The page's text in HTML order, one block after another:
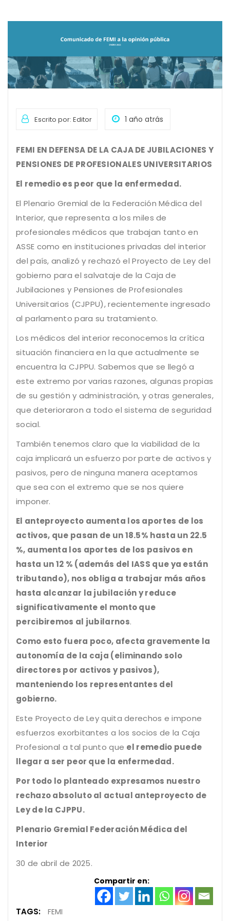
Escrito por: Editor 1 año atrás
FEMI EN DEFENSA DE LA CAJA DE JUBILACIONES Y
PENSIONES DE PROFESIONALES UNIVERSITARIOS
El remedio es peor que la enfermedad.
El Plenario Gremial de la Federación Médica del
Interior, que representa a los miles de
profesionales médicos que trabajan tanto en
ASSE como en instituciones privadas del interior
del país, analizó y rechazó el Proyecto de Ley del
gobierno para el salvataje de la Caja de
Jubilaciones y Pensiones de Profesionales
Universitarios (CJPPU), recientemente ingresado
al parlamento para su tratamiento.
Los médicos del interior reconocemos la crítica
situación financiera en la que actualmente se
encuentra la CJPPU. Sabemos que se llegó a
este extremo por varias razones, algunas propias
de su gestión y administración, y otras generales,
que deterioraron a todo el sistema de seguridad
social.
También tenemos claro que la viabilidad de la
caja implicará un esfuerzo por parte de activos y
pasivos, pero de ninguna manera aceptamos
que sea con el extremo que se nos quiere
imponer.
El anteproyecto aumenta los aportes de los
activos, que pasan de un 18.5% hasta un 22.5
%, aumenta los aportes de los pasivos en
hasta un 12 % (además del IASS que ya están
tributando), nos obliga a trabajar más años
hasta alcanzar la jubilación y reduce
significativamente el monto que
percibiremos al jubilarnos.
Como esto fuera poco, afecta gravemente la
autonomía de la caja (eliminando solo
directores por activos y pasivos),
manteniendo los representantes del
gobierno.
Este Proyecto de Ley quita derechos e impone
esfuerzos exorbitantes a los socios de la Caja
Profesional a tal punto que el remedio puede
llegar a ser peor que la enfermedad.
Por todo lo planteado expresamos nuestro
rechazo absoluto al actual anteproyecto de
Ley de la CJPPU.
Plenario Gremial Federación Médica del
Interior
30 de abril de 2025.
Compartir en:
TAGS: FEMI